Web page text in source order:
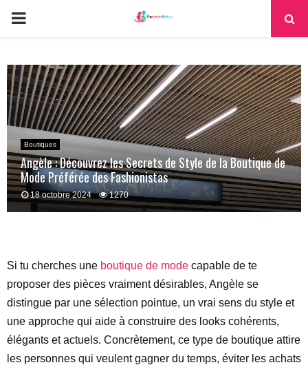
PRIMARY
Boutiques
Angèle : Découvrez les Secrets de Style de la Boutique de
Mode Préférée des Fashionistas
18 octobre 2024 1270
Si tu cherches une boutique de mode capable de te
proposer des pièces vraiment désirables, Angèle se
distingue par une sélection pointue, un vrai sens du style et
une approche qui aide à construire des looks cohérents,
élégants et actuels. Concrètement, ce type de boutique attire
les personnes qui veulent gagner du temps, éviter les achats